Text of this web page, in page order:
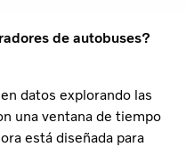
de autobuses?
datos explorando las
una ventana de tiempo
está diseñada para